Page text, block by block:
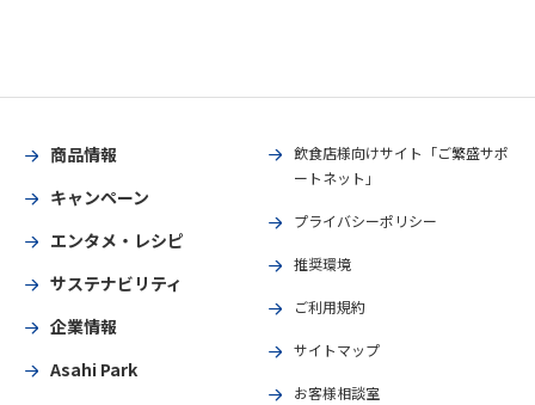
商品情報
キャンペーン
エンタメ・レシピ
サステナビリティ
企業情報
Asahi Park
飲食店様向けサイト「ご繁盛サポ
ートネット」
プライバシーポリシー
推奨環境
ご利用規約
サイトマップ
お客様相談室